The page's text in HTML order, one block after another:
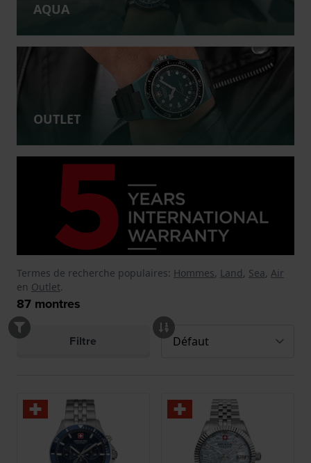
AQUA
OUTLET
Termes de recherche populaires: Hommes, Land, Sea, Air
en Outlet.
87 montres
Filtre